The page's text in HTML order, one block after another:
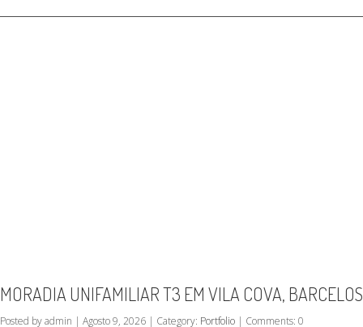
MORADIA UNIFAMILIAR T3 EM VILA COVA,
Posted by admin | Agosto 9, 2026 | Category: Portfolio | Comments: 0